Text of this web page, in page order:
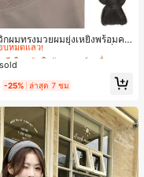
กผมทรงมวยผมยุ่งเหยิงพร้อมคลิ
ม, คลิปหนีบผมสังเคราะห์ที่ได้รั
ปเกรดแฟชั่น, วิกผมเส้นใยทนคว
ยโดยไม่ต้องใช้เครื่องมือ, เหมา
แบบสำหรับผู้หญิง คลิปหนีบผม
บผมสบายๆ แฟชั่นผม คลิปหนีบ
รา ฤดูร้อน ชายหาด วันหยุด
ใน เส้นใยสังเคราะห์ เครื่องประดับผมผู้หญิง
บหมดแล้ว!
ดี
บหมดแล้ว!
ดี
บหมดแล้ว!
ดี
ใน เส้นใยสังเคราะห์ เครื่องประดับผมผู้หญิง
อบหมดแล้ว!
-25% ล่าสุด 7 ชม